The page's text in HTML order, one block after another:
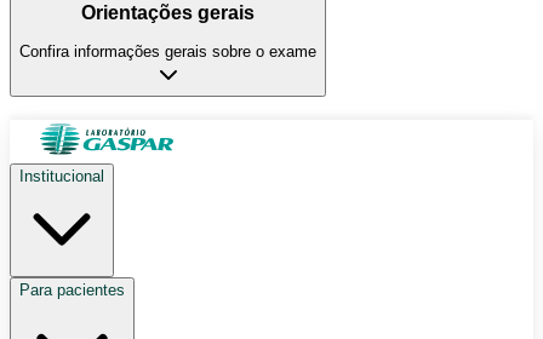
Orientações gerais
Confira informações gerais sobre o exame
Institucional
Para pacientes